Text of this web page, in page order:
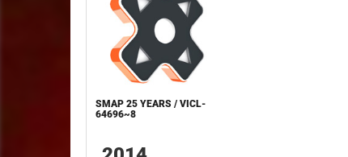
SMAP 25 YEARS / VICL-
64696~8